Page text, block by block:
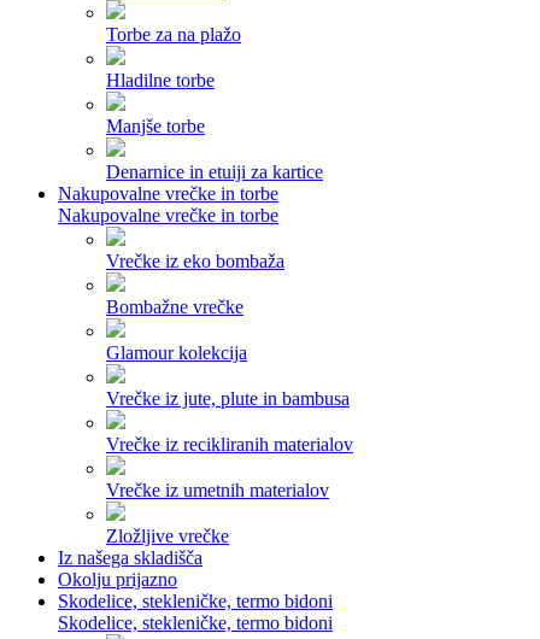
Torbe za na plažo
Hladilne torbe
Manjše torbe
Denarnice in etuiji za kartice
Nakupovalne vrečke in torbe
Nakupovalne vrečke in torbe
Vrečke iz eko bombaža
Bombažne vrečke
Glamour kolekcija
Vrečke iz jute, plute in bambusa
Vrečke iz recikliranih materialov
Vrečke iz umetnih materialov
Zložljive vrečke
Iz našega skladišča
Okolju prijazno
Skodelice, stekleničke, termo bidoni
Skodelice, stekleničke, termo bidoni